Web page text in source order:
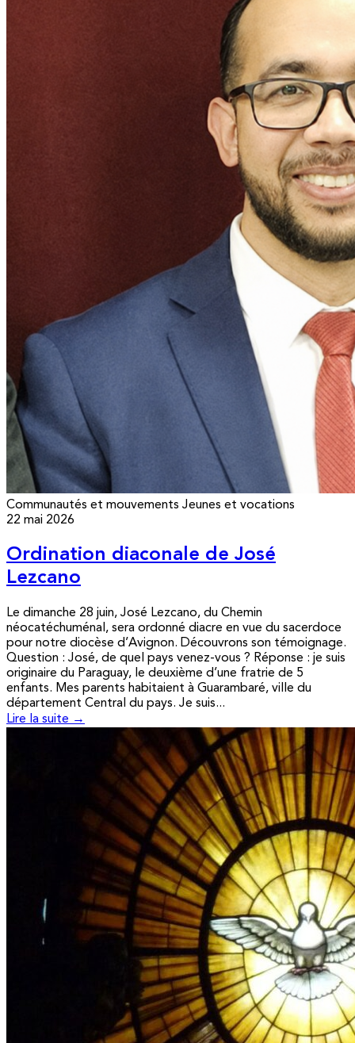
Communautés et mouvements Jeunes et vocations
22 mai 2026
Ordination diaconale de José
Lezcano
Le dimanche 28 juin, José Lezcano, du Chemin
néocatéchuménal, sera ordonné diacre en vue du sacerdoce
pour notre diocèse d’Avignon. Découvrons son témoignage.
Question : José, de quel pays venez-vous ? Réponse : je suis
originaire du Paraguay, le deuxième d’une fratrie de 5
enfants. Mes parents habitaient à Guarambaré, ville du
département Central du pays. Je suis...
Lire la suite →